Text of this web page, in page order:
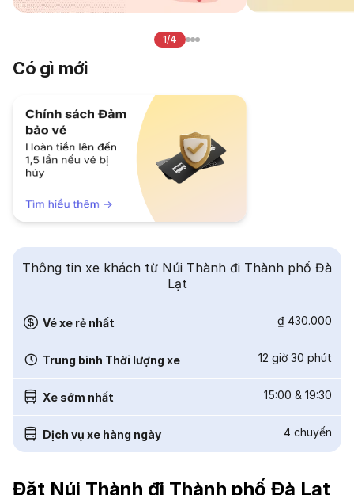
1/4
Có gì mới
Thông tin xe khách từ Núi Thành đi Thành phố Đà
Lạt
Vé xe rẻ nhất ₫ 430.000
Trung bình Thời lượng xe 12 giờ 30 phút
Xe sớm nhất 15:00 & 19:30
Dịch vụ xe hàng ngày 4 chuyến
Đặt Núi Thành đi Thành phố Đà Lạt